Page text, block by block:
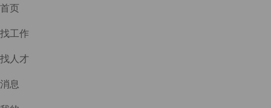
首页
找工作
找人才
消息